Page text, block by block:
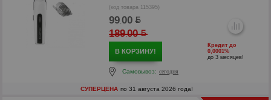
(код товара 115395)
99.00
189.00
В КОРЗИНУ!
Кредит до
0,0001%
до 3 месяцев!
Самовывоз: сегодня
СУПЕРЦЕНА по 31 августа 2026 года!